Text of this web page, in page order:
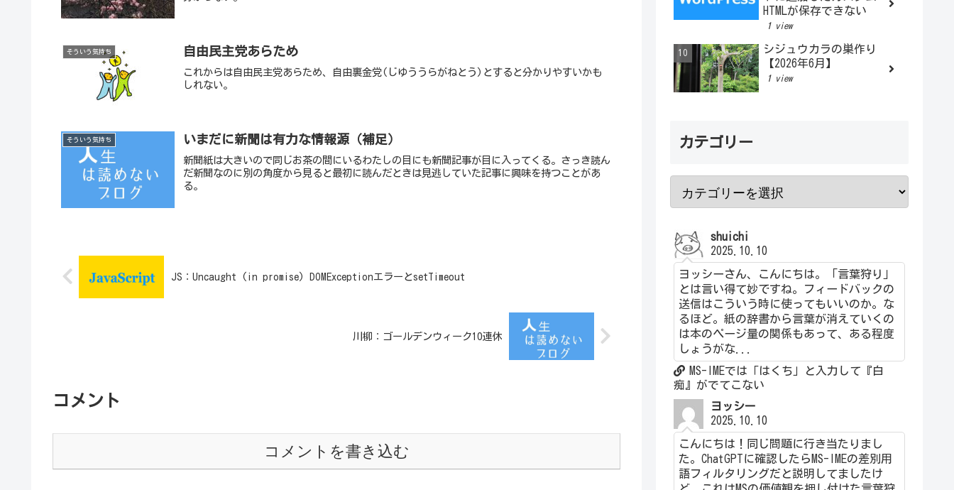
そういう気持ち 自由民主党あらため
これからは自由民主党あらため、自由裏金党(じゆううらがねとう)とすると分かりやすいかも
しれない。
そういう気持ち いまだに新聞は有力な情報源（補足）
新聞紙は大きいので同じお茶の間にいるわたしの目にも新聞記事が目に入ってくる。さっき読ん
だ新聞なのに別の角度から見ると最初に読んだときは見逃していた記事に興味を持つことがあ
る。
JS：Uncaught (in promise) DOMExceptionエラーとsetTimeout
川柳：ゴールデンウィーク10連休
コメント
コメントを書き込む
HTMLが保存できない
1 view
シジュウカラの巣作り
【2026年6月】
1 view
カテゴリー
shuichi
2025.10.10
ヨッシーさん、こんにちは。「言葉狩り」
とは言い得て妙ですね。フィードバックの
送信はこういう時に使ってもいいのか。な
るほど。紙の辞書から言葉が消えていくの
は本のページ量の関係もあって、ある程度
しょうがな...
MS-IMEでは「はくち」と入力して『白
痴』がでてこない
ヨッシー
2025.10.10
こんにちは！同じ問題に行き当たりまし
た。ChatGPTに確認したらMS-IMEの差別用
語フィルタリングだと説明してましたけ